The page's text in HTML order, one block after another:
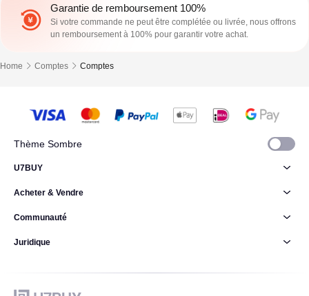
Garantie de remboursement 100%
Si votre commande ne peut être complétée ou livrée, nous offrons
un remboursement à 100% pour garantir votre achat.
Home Comptes Comptes
Thème Sombre
U7BUY
Acheter & Vendre
Communauté
Juridique